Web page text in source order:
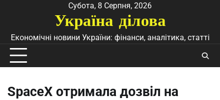
Субота, 8 Серпня, 2026
Україна ділова
Економічні новини України: фінанси, аналітика, статті
SpaceX отримала дозвіл на